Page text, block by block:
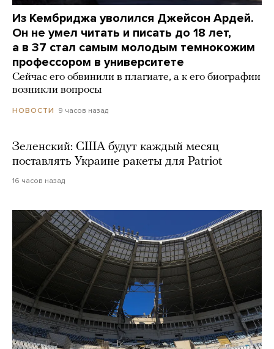
Из Кембриджа уволился Джейсон Ардей.
Он не умел читать и писать до 18 лет,
а в 37 стал самым молодым темнокожим
профессором в университете
Сейчас его обвинили в плагиате, а к его биографии
возникли вопросы
НОВОСТИ 9 часов назад
Зеленский: США будут каждый месяц
поставлять Украине ракеты для Patriot
16 часов назад